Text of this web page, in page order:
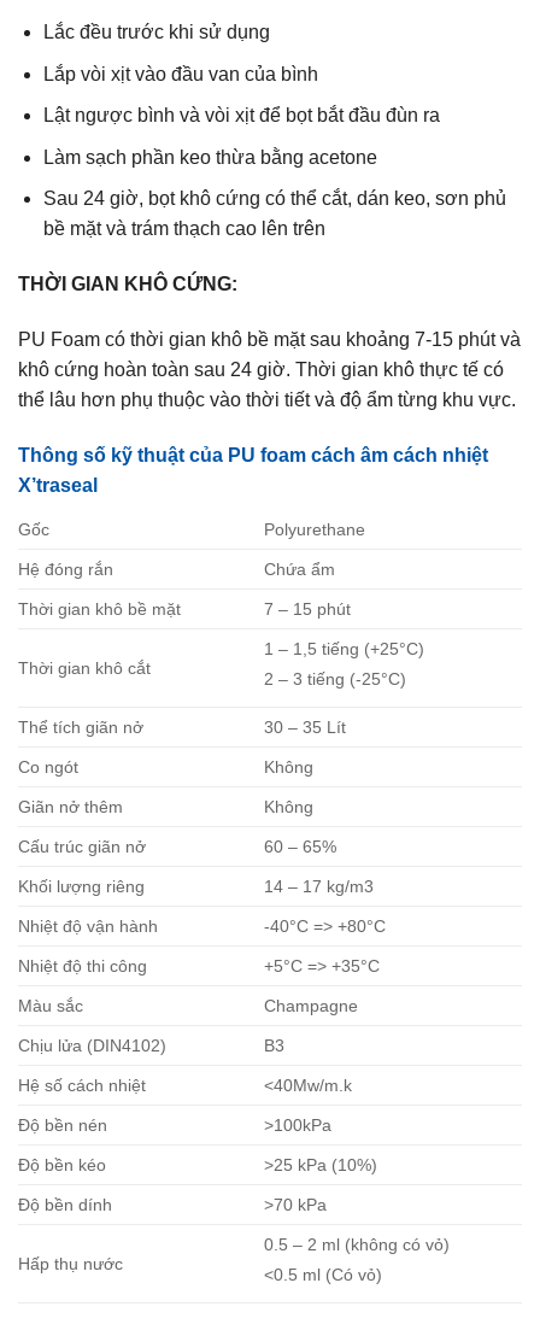
Lắc đều trước khi sử dụng
Lắp vòi xịt vào đầu van của bình
Lật ngược bình và vòi xịt để bọt bắt đầu đùn ra
Làm sạch phần keo thừa bằng acetone
Sau 24 giờ, bọt khô cứng có thể cắt, dán keo, sơn phủ
bề mặt và trám thạch cao lên trên
THỜI GIAN KHÔ CỨNG:
PU Foam có thời gian khô bề mặt sau khoảng 7-15 phút và
khô cứng hoàn toàn sau 24 giờ. Thời gian khô thực tế có
thể lâu hơn phụ thuộc vào thời tiết và độ ẩm từng khu vực.
Thông số kỹ thuật của PU foam cách âm cách nhiệt
X’traseal
Gốc Polyurethane
Hệ đóng rắn Chứa ẩm
Thời gian khô bề mặt 7 – 15 phút
Thời gian khô cắt
1 – 1,5 tiếng (+25°C)
2 – 3 tiếng (-25°C)
Thể tích giãn nở 30 – 35 Lít
Co ngót Không
Giãn nở thêm Không
Cấu trúc giãn nở 60 – 65%
Khối lượng riêng 14 – 17 kg/m3
Nhiệt độ vận hành -40°C => +80°C
Nhiệt độ thi công +5°C => +35°C
Màu sắc Champagne
Chịu lửa (DIN4102) B3
Hệ số cách nhiệt <40Mw/m.k
Độ bền nén >100kPa
Độ bền kéo >25 kPa (10%)
Độ bền dính >70 kPa
Hấp thụ nước
0.5 – 2 ml (không có vỏ)
<0.5 ml (Có vỏ)